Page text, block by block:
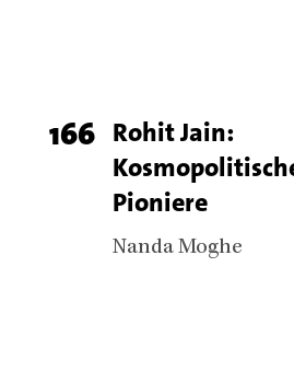
Page
number
166 Titel
Rohit Jain:
Pioniere
Authors
Nanda Moghe